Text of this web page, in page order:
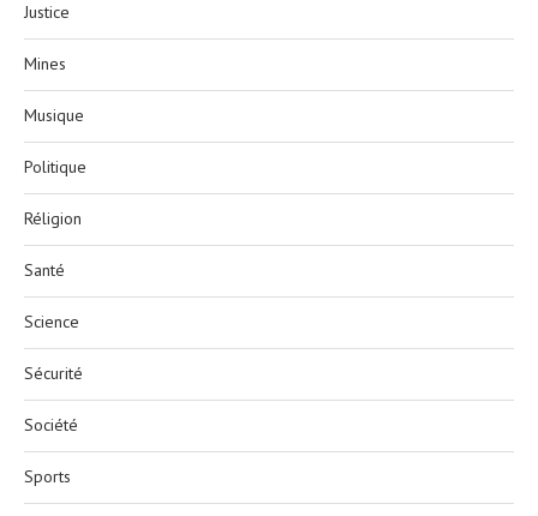
Justice
Mines
Musique
Politique
Réligion
Santé
Science
Sécurité
Société
Sports